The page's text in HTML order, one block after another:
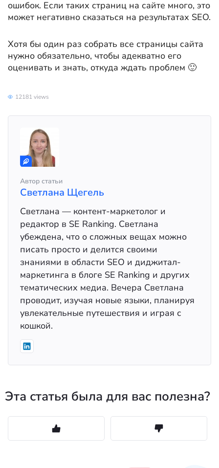
ошибок. Если таких страниц на сайте много, это
может негативно сказаться на результатах SEO.
Хотя бы один раз собрать все страницы сайта
нужно обязательно, чтобы адекватно его
оценивать и знать, откуда ждать проблем 🙂
12181 views
Автор статьи
Светлана Щегель
Светлана — контент-маркетолог и
редактор в SE Ranking. Светлана
убеждена, что о сложных вещах можно
писать просто и делится своими
знаниями в области SEO и диджитал-
маркетинга в блоге SE Ranking и других
тематических медиа. Вечера Светлана
проводит, изучая новые языки, планируя
увлекательные путешествия и играя с
кошкой.
Эта статья была для вас полезна?